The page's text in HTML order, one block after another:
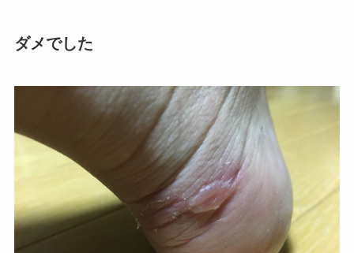
ダメでした